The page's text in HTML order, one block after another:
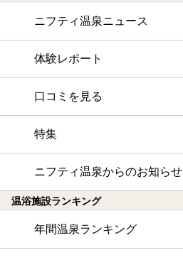
ニフティ温泉ニュース
体験レポート
口コミを見る
特集
ニフティ温泉からのお知らせ
温浴施設ランキング
年間温泉ランキング